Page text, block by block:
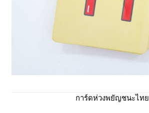
การ์ดห่วงพยัญชนะไทย